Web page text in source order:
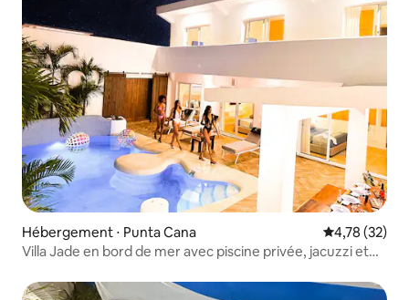
Hébergement ⋅ Punta Cana Évaluation
4,78 (32)
Villa Jade en bord de mer avec piscine privée, jacuzzi et